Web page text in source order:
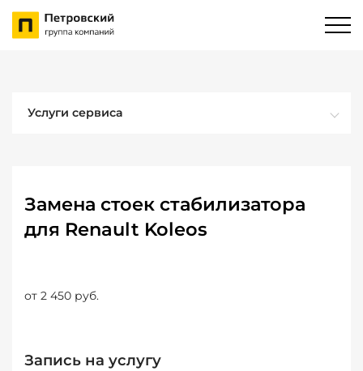
Услуги сервиса
Замена стоек стабилизатора
для Renault Koleos
от 2 450 руб.
Запись на услугу